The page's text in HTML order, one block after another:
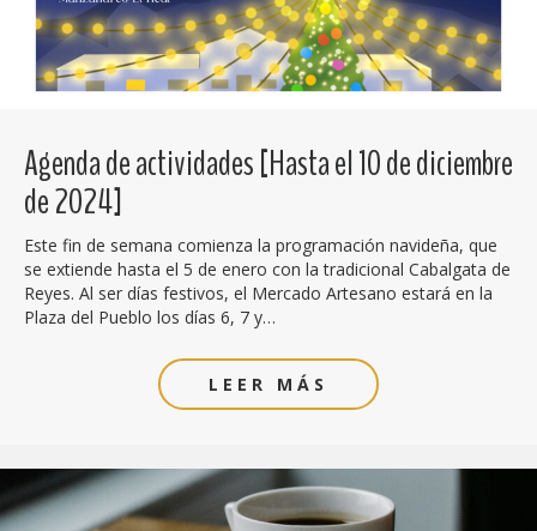
Agenda de actividades [Hasta el 10 de diciembre
de 2024]
Este fin de semana comienza la programación navideña, que
se extiende hasta el 5 de enero con la tradicional Cabalgata de
Reyes. Al ser días festivos, el Mercado Artesano estará en la
Plaza del Pueblo los días 6, 7 y…
LEER MÁS